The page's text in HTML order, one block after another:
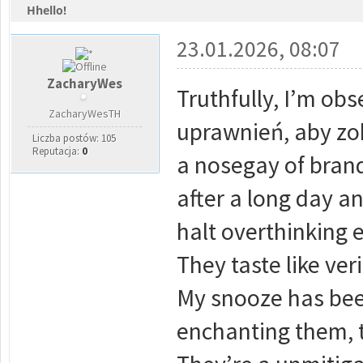
głosów - średnia: 0
Hhello!
ZacharyWes
ZacharyWesTH
Liczba postów: 105
Reputacja: 0
23.01.2026, 08:07
Truthfully, I’m
uprawnień, aby
a nosegay of
after a long day
halt overthinking
They taste like
My snooze has
enchanting them,